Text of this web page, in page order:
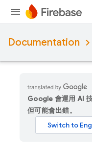
Documentation
Google 會運用 AI
但可能會出錯。